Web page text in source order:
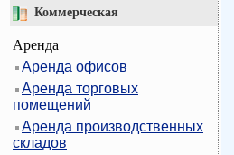
Коммерческая
Аренда
Аренда офисов
Аренда торговых
помещений
Аренда производственных
складов